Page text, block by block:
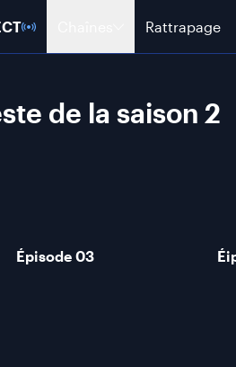
Rattrapage
de la saison 2
Épisode 03